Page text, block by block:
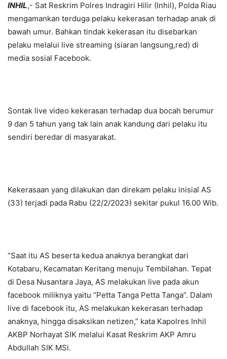
INHIL,- Sat Reskrim Polres Indragiri Hilir (Inhil), Polda Riau
mengamankan terduga pelaku kekerasan terhadap anak di
bawah umur. Bahkan tindak kekerasan itu disebarkan
pelaku melalui live streaming (siaran langsung,red) di
media sosial Facebook.
Sontak live video kekerasan terhadap dua bocah berumur
9 dan 5 tahun yang tak lain anak kandung dari pelaku itu
sendiri beredar di masyarakat.
Kekerasaan yang dilakukan dan direkam pelaku inisial AS
(33) terjadi pada Rabu (22/2/2023) sekitar pukul 16.00 Wib.
“Saat itu AS beserta kedua anaknya berangkat dari
Kotabaru, Kecamatan Keritang menuju Tembilahan. Tepat
di Desa Nusantara Jaya, AS melakukan live pada akun
facebook miliknya yaitu “Petta Tanga Petta Tanga”. Dalam
live di facebook itu, AS melakukan kekerasan terhadap
anaknya, hingga disaksikan netizen,” kata Kapolres Inhil
AKBP Norhayat SIK melalui Kasat Reskrim AKP Amru
Abdullah SIK MSi.